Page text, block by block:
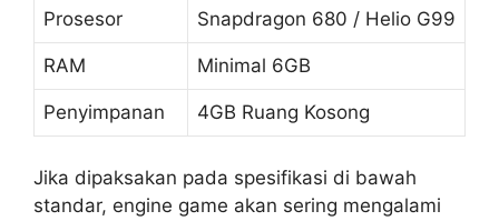
Prosesor Snapdragon 680 / Helio G99
RAM Minimal 6GB
Penyimpanan 4GB Ruang Kosong
Jika dipaksakan pada spesifikasi di bawah
standar, engine game akan sering mengalami